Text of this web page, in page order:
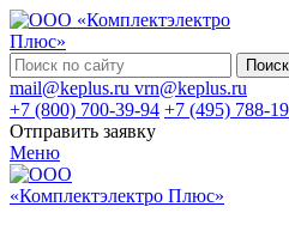
Поиск
mail@keplus.ru vrn@keplus.ru
+7 (800) 700-39-94 +7 (495) 788-
Отправить заявку
Меню